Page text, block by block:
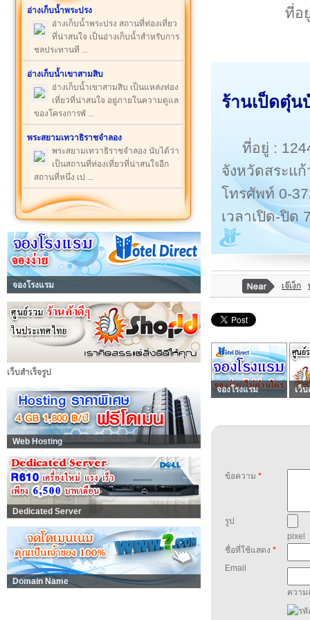
อ่างเก็บน้ำพระปรง
อ่างเก็บน้ำพระปรง สถานที่ท่องเที่ยว
ที่น่าสนใจ เป็นอ่างเก็บน้ำสำหรับการ
ชลประทานที ...
อ่างเก็บน้ำเขาสามสิบ
อ่างเก็บน้ำเขาสามสิบ เป็นแหล่งท่อง
เที่ยวที่น่าสนใจ อยู่ภายในความดูแล
ของโครงการพั ...
พระสยามเทวาธิราชจำลอง
พระสยามเทวาธิราชจำลอง นับได้ว่า
เป็นสถานที่ท่องเที่ยวที่น่าสนใจอีก
สถานที่หนึ่ง เป ...
จองโรงแรม
เว็บสำเร็จรูป
Web Hosting
Dedicated Server
Domain Name
ที่อ
ร้านเป็ดตุ๋น
ที่อยู่ :
จังหวัดสระแก้
โทรศัพท์ 0-
เวลาเปิด-ปิด
เจ๊เง็ก
จองโรงแรม เว็
ข้อความ *
รูป
pixel
ชื่อที่ใช้แสดง *
Email
ความ